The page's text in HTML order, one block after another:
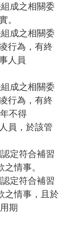
成之相關委
。
成之相關委
行為，有終
人員
成之相關委
行為，有終
不得
於該管
定符合補習
情事。
定符合補習
之情事，且於
期